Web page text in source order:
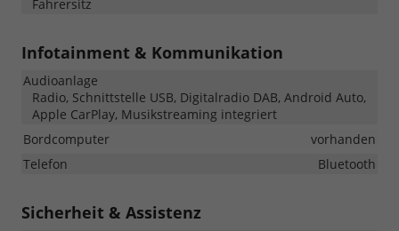
Fahrersitz
Infotainment & Kommunikation
Audioanlage
Radio, Schnittstelle USB, Digitalradio DAB, Android Auto,
Apple CarPlay, Musikstreaming integriert
Bordcomputer
vorhanden
Telefon
Bluetooth
Sicherheit & Assistenz